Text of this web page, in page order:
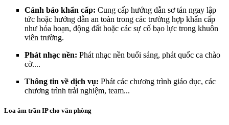
Cảnh báo khẩn cấp: Cung cấp hướng dẫn sơ tán ngay lập
tức hoặc hướng dẫn an toàn trong các trường hợp khẩn cấp
như hỏa hoạn, động đất hoặc các sự cố bạo lực trong khuôn
viên trường.
Phát nhạc nền: Phát nhạc nền buổi sáng, phát quốc ca chào
cờ....
Thông tin về dịch vụ: Phát các chương trình giáo dục, các
chương trình trải nghiệm, team...
Loa âm trần IP cho văn phòng